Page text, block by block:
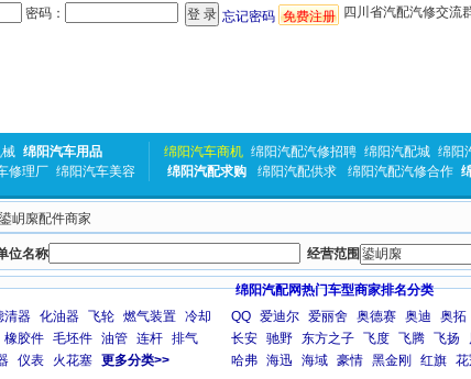
密码： 忘记密码 免费注册 四川省汽配汽修交流
绵阳汽车用品
修理厂 绵阳汽车美容
绵阳汽车商机 绵阳汽配汽修招聘 绵阳汽配城 绵阳
绵阳汽配求购
绵阳汽配供求 绵阳汽配汽修合作
岄緳配件商家
位名称 经营范围
清器 化油器 飞轮 燃气装置 冷却
橡胶件 毛坯件 油管 连杆 排气
仪表 火花塞 更多分类>>
绵阳汽配网热门车型商家排名分类
QQ 爱迪尔 爱丽舍 奥德赛 奥迪 奥拓
长安 驰野 东方之子 飞度 飞腾 飞扬
哈弗 海迅 海域 豪情 黑金刚 红旗